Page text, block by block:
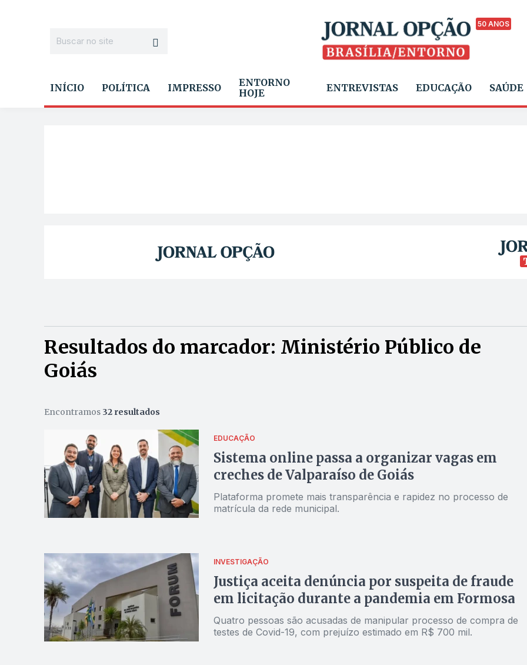
50 ANOS
INÍCIO POLÍTICA IMPRESSO
ENTORNO
HOJE
ENTREVISTAS EDUCAÇÃO SAÚDE
Resultados do marcador: Ministério Público de
Goiás
Encontramos 32 resultados
EDUCAÇÃO
Sistema online passa a organizar vagas em
creches de Valparaíso de Goiás
Plataforma promete mais transparência e rapidez no processo de
matrícula da rede municipal.
INVESTIGAÇÃO
Justiça aceita denúncia por suspeita de fraude
em licitação durante a pandemia em Formosa
Quatro pessoas são acusadas de manipular processo de compra de
testes de Covid-19, com prejuízo estimado em R$ 700 mil.